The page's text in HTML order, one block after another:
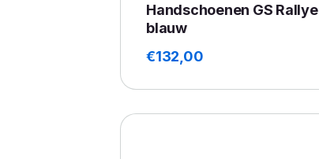
Handschoenen GS Rallye
blauw
€132,00